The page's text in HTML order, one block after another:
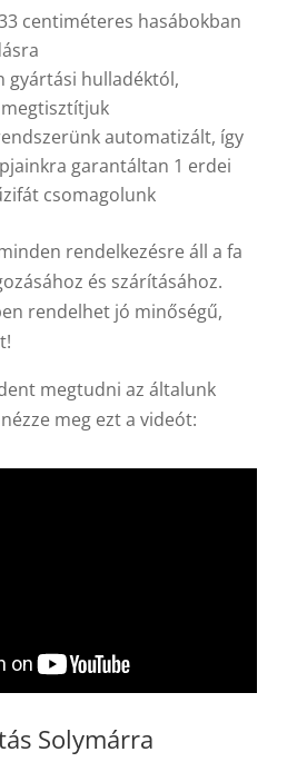
centiméteres hasábokban
gyártási hulladéktól,
automatizált, így
garantáltan 1 erdei
csomagolunk
rendelkezésre áll a fa
és szárításához.
rendelhet jó minőségű,
megtudni az általunk
meg ezt a videót:
Solymárra